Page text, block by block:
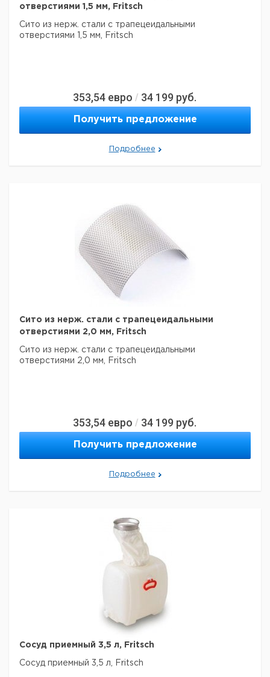
отверстиями 1,5 мм, Fritsch
Сито из нерж. стали с трапецеидальными
отверстиями 1,5 мм, Fritsch
353,54 евро / 34 199 руб.
Получить предложение
Подробнее
Сито из нерж. стали с трапецеидальными
отверстиями 2,0 мм, Fritsch
Сито из нерж. стали с трапецеидальными
отверстиями 2,0 мм, Fritsch
353,54 евро / 34 199 руб.
Получить предложение
Подробнее
Сосуд приемный 3,5 л, Fritsch
Сосуд приемный 3,5 л, Fritsch